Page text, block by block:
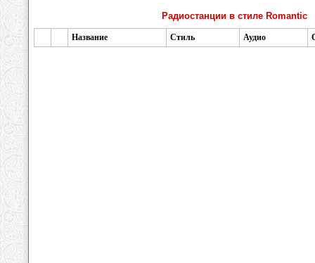
Радиостанции в стиле Romantic
Название Стиль Аудио